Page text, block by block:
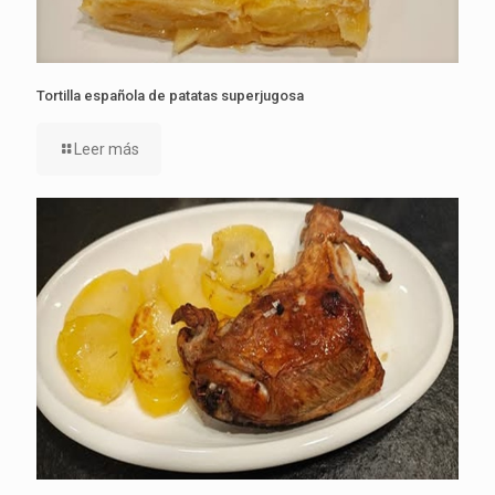
Tortilla española de patatas superjugosa
Leer más